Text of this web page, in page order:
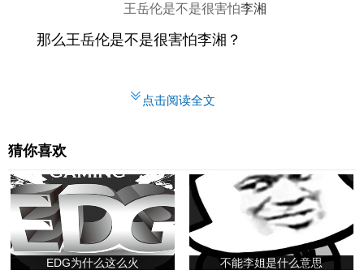
王岳伦是不是很害怕李湘
那么王岳伦是不是很害怕李湘？
点击阅读全文
猜你喜欢
EDG为什么这么火 不能李姐是什么意思